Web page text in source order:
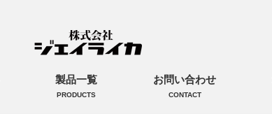
製品一覧
PRODUCTS
お問い合わせ
CONTACT